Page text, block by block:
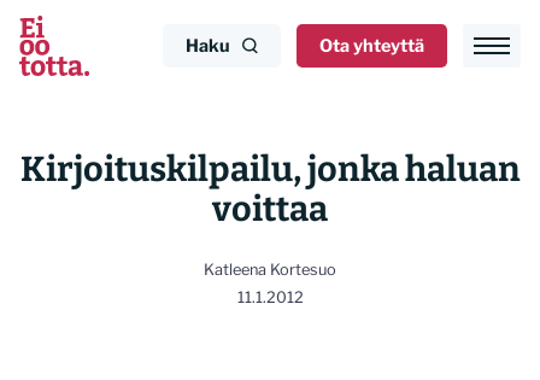
Siirry
sisältöön
Haku Ota yhteyttä
Kirjoituskilpailu, jonka haluan
voittaa
Katleena Kortesuo
11.1.2012